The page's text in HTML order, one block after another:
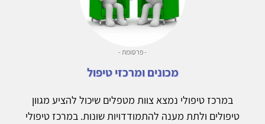
- פרסומת -
מכונים ומרכזי טיפול
במרכז טיפולי נמצא צוות מטפלים שיכול להציע מגוון
טיפולים ולתת מענה להתמודדויות שונות. במרכז טיפולי